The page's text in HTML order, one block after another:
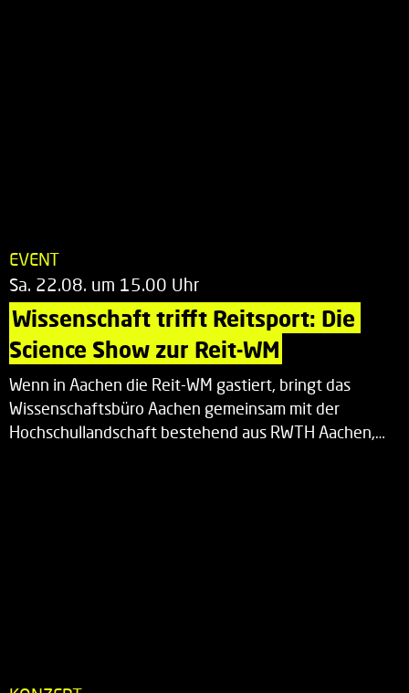
EVENT
Sa. 22.08. um 15.00 Uhr
Wissenschaft trifft Reitsport: Die
Science Show zur Reit-WM
Wenn in Aachen die Reit-WM gastiert, bringt das
Wissenschaftsbüro Aachen gemeinsam mit der
Hochschullandschaft bestehend aus RWTH Aachen,…